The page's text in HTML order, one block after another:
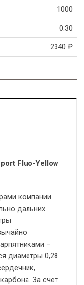
1000
0.30
2340 ₽
Fluo-Yellow
компании
дальних
–
диаметры 0,28
За счет